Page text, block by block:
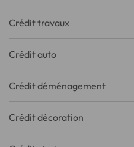
Crédit travaux
Crédit auto
Crédit déménagement
Crédit décoration